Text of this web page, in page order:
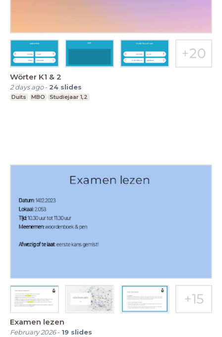
Wörter K1 & 2
2 days ago- 24 slides
Duits MBO Studiejaar 1,2
Examen lezen
February 2026- 19 slides